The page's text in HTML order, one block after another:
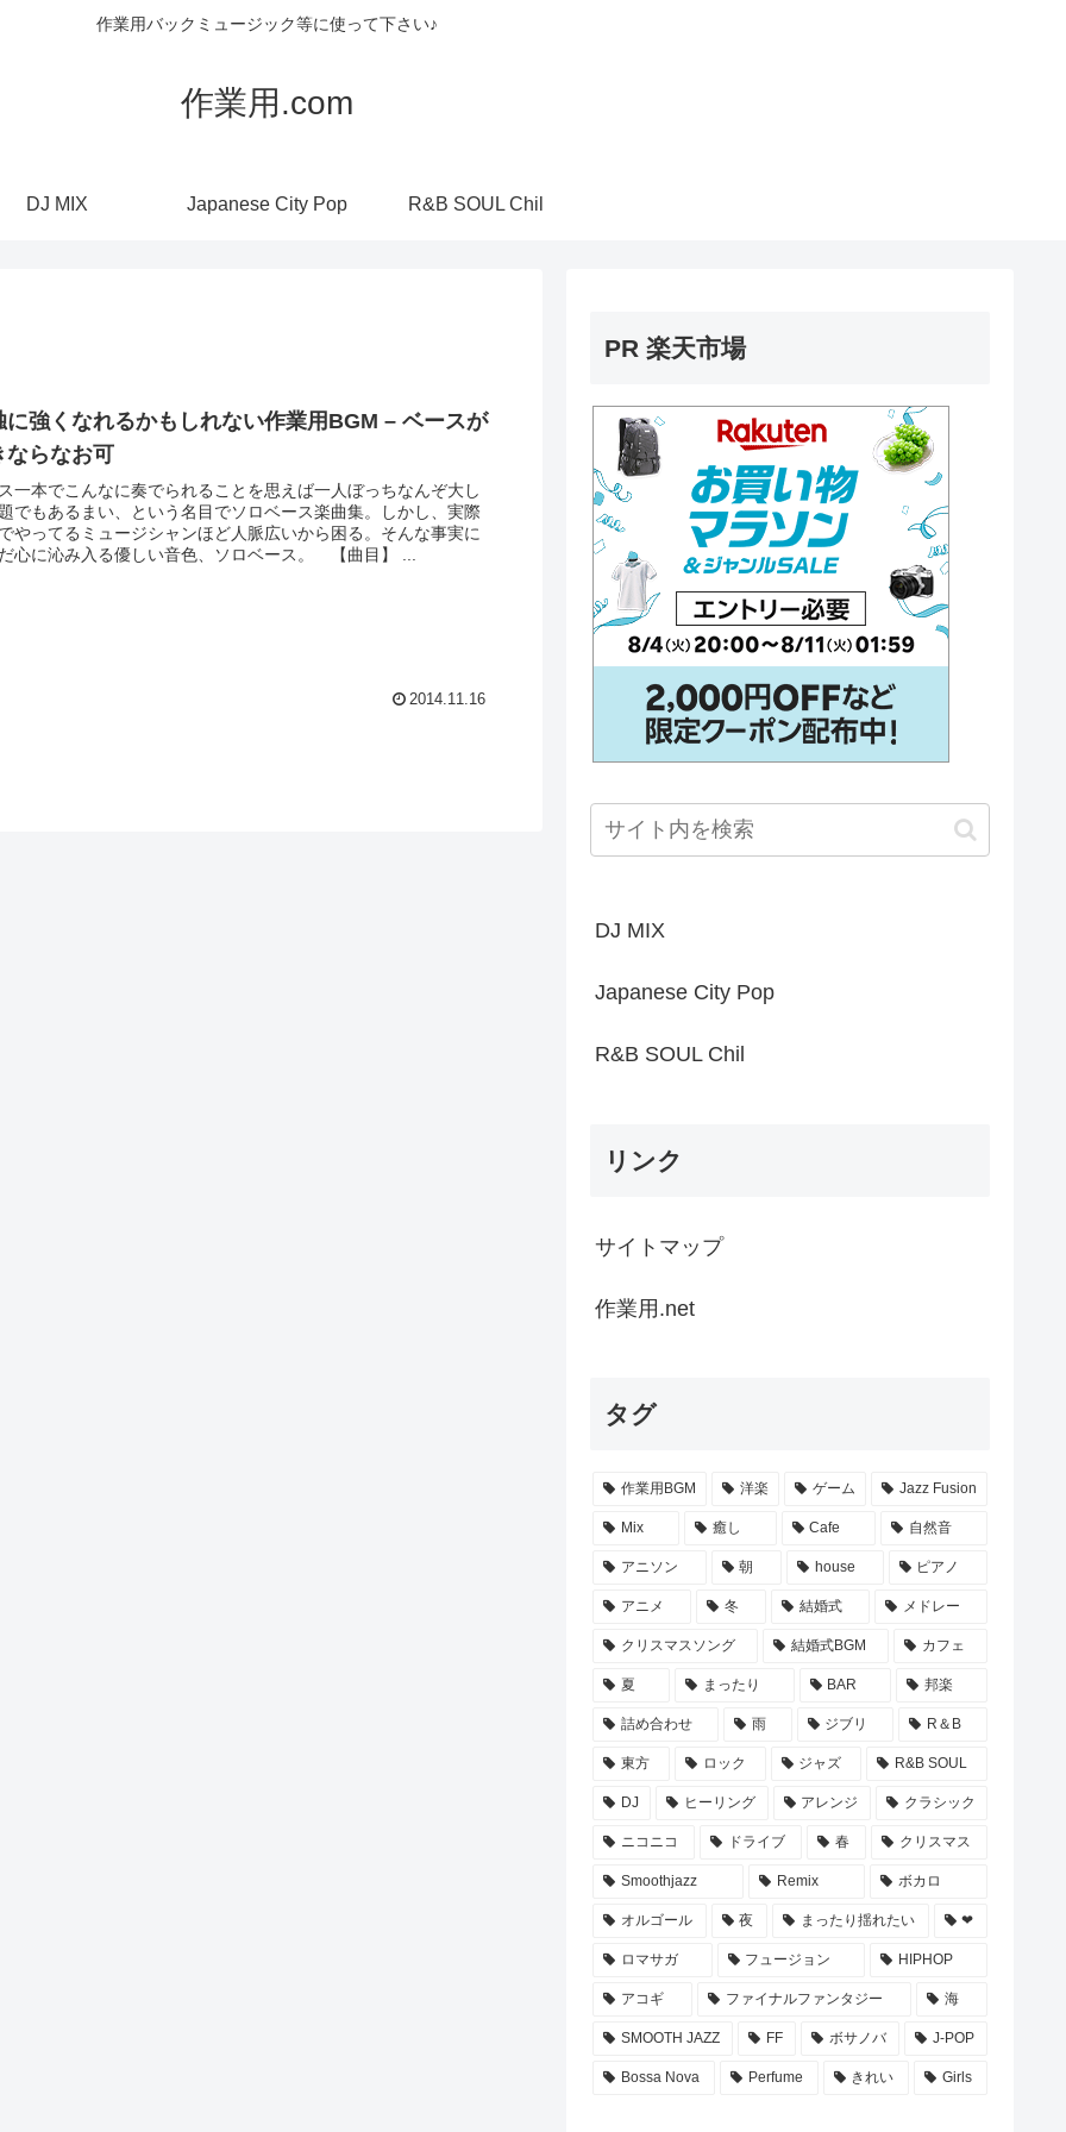
作業用バックミュージック等に使って下さい♪
作業用.com
DJ MIX Japanese City Pop R&B SOUL Chil
に強くなれるかもしれない作業用BGM – ベースが
ならなお可
一本でこんなに奏でられることを思えば一人ぼっちなんぞ大し
でもあるまい、という名目でソロベース楽曲集。しかし、実際
やってるミュージシャンほど人脈広いから困る。そんな事実に
心に沁み入る優しい音色、ソロベース。 【曲目】 ...
2014.11.16
PR 楽天市場
DJ MIX
Japanese City Pop
R&B SOUL Chil
リンク
サイトマップ
作業用.net
タグ
作業用BGM 洋楽 ゲーム Jazz Fusion
Mix 癒し Cafe 自然音
アニソン 朝 house ピアノ
アニメ 冬 結婚式 メドレー
クリスマスソング 結婚式BGM カフェ
夏 まったり BAR 邦楽
詰め合わせ 雨 ジブリ R＆B
東方 ロック ジャズ R&B SOUL
DJ ヒーリング アレンジ クラシック
ニコニコ ドライブ 春 クリスマス
Smoothjazz Remix ボカロ
オルゴール 夜 まったり揺れたい ❤
ロマサガ フュージョン HIPHOP
アコギ ファイナルファンタジー 海
SMOOTH JAZZ FF ボサノバ J-POP
Bossa Nova Perfume きれい Girls